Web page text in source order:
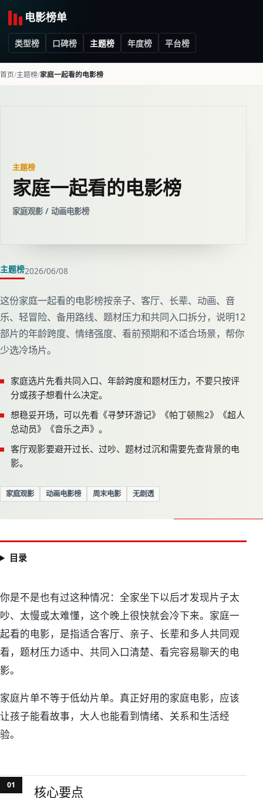
电影榜单
类型榜 口碑榜 主题榜 年度榜 平台榜
首页 主题榜 家庭一起看的电影榜
主题榜
家庭一起看的电影榜
家庭观影 / 动画电影榜
主题榜2026/06/08
家庭一起看的电影榜
这份家庭一起看的电影榜按亲子、客厅、长辈、动画、音
乐、轻冒险、备用路线、题材压力和共同入口拆分，说明12
部片的年龄跨度、情绪强度、看前预期和不适合场景，帮你
少选冷场片。
家庭选片先看共同入口、年龄跨度和题材压力，不要只按评
分或孩子想看什么决定。
想稳妥开场，可以先看《寻梦环游记》《帕丁顿熊2》《超人
总动员》《音乐之声》。
客厅观影要避开过长、过吵、题材过沉和需要先查背景的电
影。
家庭观影 动画电影榜 周末电影 无剧透
目录
家庭一起看的电影榜
你是不是也有过这种情况：全家坐下以后才发现片子太
吵、太慢或太难懂，这个晚上很快就会冷下来。家庭一
起看的电影，是指适合客厅、亲子、长辈和多人共同观
看，题材压力适中、共同入口清楚、看完容易聊天的电
影。
家庭片单不等于低幼片单。真正好用的家庭电影，应该
让孩子能看故事，大人也能看到情绪、关系和生活经
验。
核心要点